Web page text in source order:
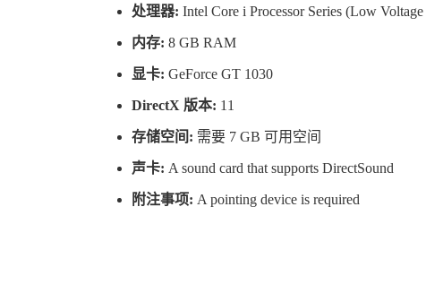
处理器: Intel Core i Processor Series (Low
内存: 8 GB RAM
显卡: GeForce GT 1030
DirectX 版本: 11
存储空间: 需要 7 GB 可用空间
声卡: A sound card that supports DirectSound
附注事项: A pointing device is required